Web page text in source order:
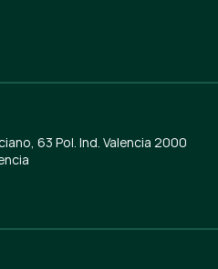
63 Pol. Ind. Valencia 2000